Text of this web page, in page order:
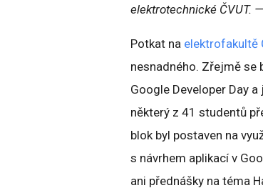
elektrotechnické ČVUT.
Potkat na elektrofakultě
nesnadného. Zřejmě se
Google Developer Day
některý z 41 studentů
blok byl postaven na
s návrhem aplikací v
ani přednášky na téma